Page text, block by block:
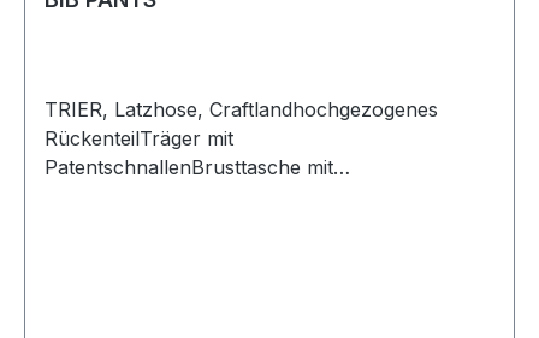
TRIER, Latzhose, Craftlandhochgezogenes
RückenteilTräger mit
PatentschnallenBrusttasche mit